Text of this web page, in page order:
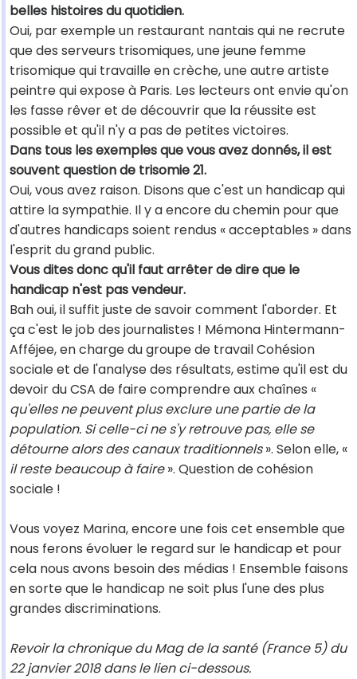
belles histoires du quotidien.
Oui, par exemple un restaurant nantais qui ne recrute
que des serveurs trisomiques, une jeune femme
trisomique qui travaille en crèche, une autre artiste
peintre qui expose à Paris. Les lecteurs ont envie qu'on
les fasse rêver et de découvrir que la réussite est
possible et qu'il n'y a pas de petites victoires.
Dans tous les exemples que vous avez donnés, il est
souvent question de trisomie 21.
Oui, vous avez raison. Disons que c'est un handicap qui
attire la sympathie. Il y a encore du chemin pour que
d'autres handicaps soient rendus « acceptables » dans
l'esprit du grand public.
Vous dites donc qu'il faut arrêter de dire que le
handicap n'est pas vendeur.
Bah oui, il suffit juste de savoir comment l'aborder. Et
ça c'est le job des journalistes ! Mémona Hintermann-
Afféjee, en charge du groupe de travail Cohésion
sociale et de l'analyse des résultats, estime qu'il est du
devoir du CSA de faire comprendre aux chaînes «
qu'elles ne peuvent plus exclure une partie de la
population. Si celle-ci ne s'y retrouve pas, elle se
détourne alors des canaux traditionnels». Selon elle, «
il reste beaucoup à faire». Question de cohésion
sociale !
Vous voyez Marina, encore une fois cet ensemble que
nous ferons évoluer le regard sur le handicap et pour
cela nous avons besoin des médias ! Ensemble faisons
en sorte que le handicap ne soit plus l'une des plus
grandes discriminations.
Revoir la chronique du Mag de la santé (France 5) du
22 janvier 2018 dans le lien ci-dessous.